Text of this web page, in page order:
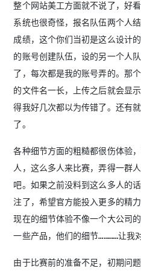
整个网站美工方面就不说了，好
系统也很奇怪，报名队伍两个人
成绩，这个你们当初是这么设计
的账号创建队伍，设的另一个人
了，每次都是我的账号弄的。那
的文件名一长，上传之后就会显
得我好几次都以为传错了。还有
了。
各种细节方面的粗糙都很伤体验
人，这么多人来比赛，弄得一群
吧。如果之前没料到这么多人的
注了，希望官方能投入更多的精
现在的细节体验不像一个大公司
一些产品，他们的细节…………让我
由于比赛前的准备不足，初期问